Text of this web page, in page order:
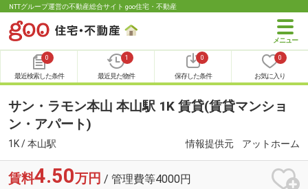
NTTグループ運営の不動産総合サイト goo住宅・不動産
0
最近検索した条件
1
最近見た物件
0
保存した条件
0
お気に入り
サン・ラモン本山 本山駅 1K 賃貸(賃貸マンショ
ン・アパート)
1K / 本山駅 情報提供元 アットホーム
賃料4.50万円 / 管理費等4000円